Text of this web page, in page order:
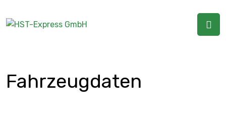
Fahrzeugdaten